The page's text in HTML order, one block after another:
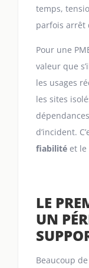
temps,
parfois arrêt
Pour une
valeur que
les usages
les sites
d’incident.
fiabilité et le
LE
UN
Beaucoup